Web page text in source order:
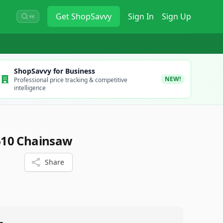
⌘K GetShopSavvy Sign In Sign Up
ShopSavvy for Business
Professional price tracking & competitive
intelligence
NEW!
Chainsaw
Share